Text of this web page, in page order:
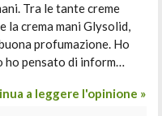
Tra le tante creme
crema mani Glysolid,
profumazione. Ho
ho pensato di inform…
a leggere l'opinione »